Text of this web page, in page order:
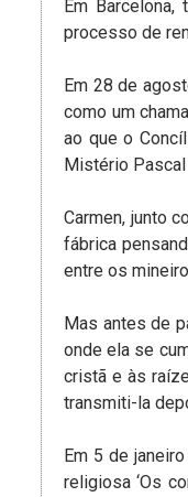
Em
processo de
Em 28 de
como um
ao que o
Mistério
Carmen, junto
fábrica
entre os
Mas antes de
onde ela se
cristã e às
transmiti-la
Em 5 de
religiosa ‘Os